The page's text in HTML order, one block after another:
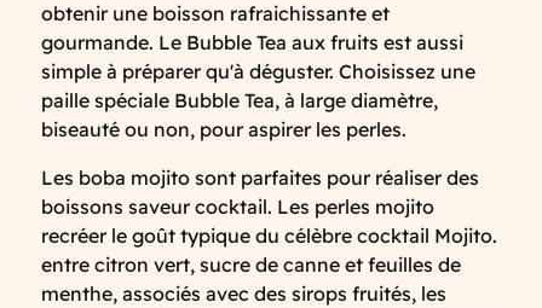
obtenir une boisson rafraichissante et
gourmande. Le Bubble Tea aux fruits est aussi
simple à préparer qu'à déguster. Choisissez une
paille spéciale Bubble Tea, à large diamètre,
biseauté ou non, pour aspirer les perles.
Les boba mojito sont parfaites pour réaliser des
boissons saveur cocktail. Les perles mojito
recréer le goût typique du célèbre cocktail Mojito.
entre citron vert, sucre de canne et feuilles de
menthe, associés avec des sirops fruités, les